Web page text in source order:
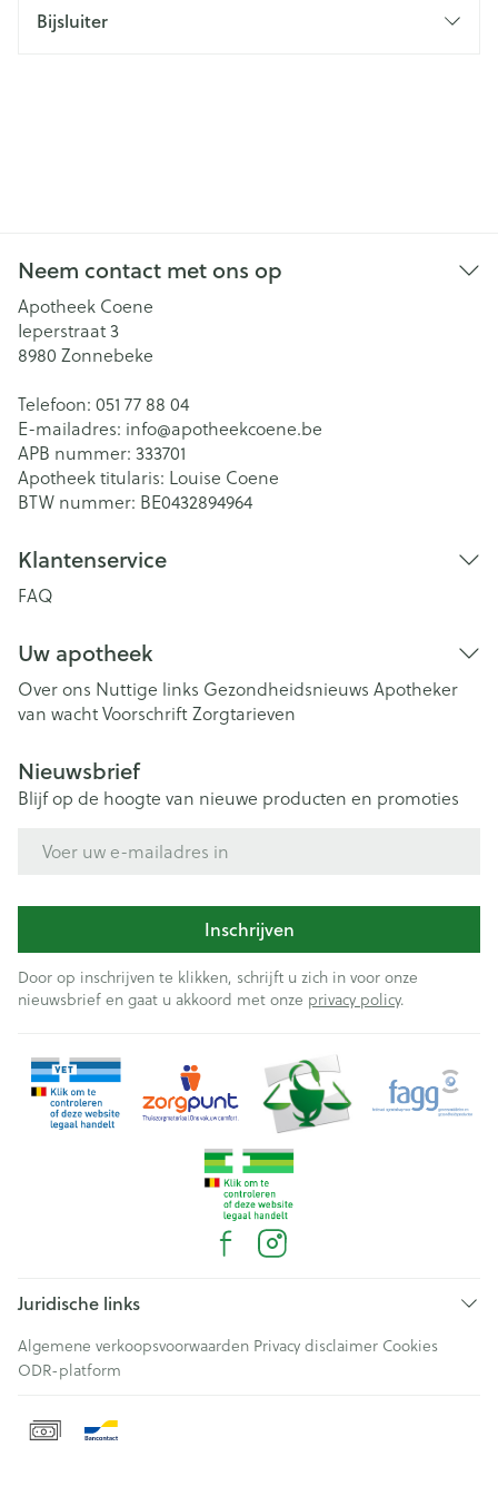
Bijsluiter
Neem contact met ons op
Apotheek Coene
Ieperstraat 3
8980 Zonnebeke
Telefoon: 051 77 88 04
E-mailadres: info@apotheekcoene.be
APB nummer: 333701
Apotheek titularis: Louise Coene
BTW nummer: BE0432894964
Klantenservice
FAQ
Uw apotheek
Over ons Nuttige links Gezondheidsnieuws Apotheker
van wachtVoorschriftZorgtarieven
Nieuwsbrief
Blijf op de hoogte van nieuwe producten en promoties
Inschrijven
Door op inschrijven te klikken, schrijft u zich in voor onze
nieuwsbrief en gaat u akkoord met onze privacy policy.
Juridische links
Algemene verkoopsvoorwaarden Privacy disclaimer Cookies
ODR-platform